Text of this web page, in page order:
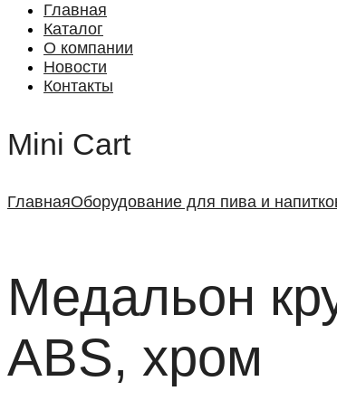
Главная
Каталог
О компании
Новости
Контакты
Mini Cart
ГлавнаяОборудование для пива и
Медальон
ABS, хром